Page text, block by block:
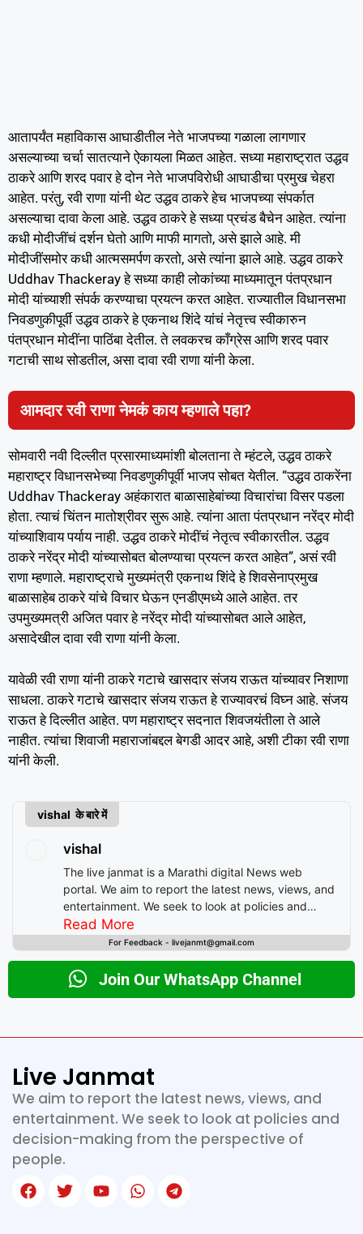
आतापर्यंत महाविकास आघाडीतील नेते भाजपच्या गळाला लागणार
असल्याच्या चर्चा सातत्याने ऐकायला मिळत आहेत. सध्या महाराष्ट्रात उद्धव
ठाकरे आणि शरद पवार हे दोन नेते भाजपविरोधी आघाडीचा प्रमुख चेहरा
आहेत. परंतु, रवी राणा यांनी थेट उद्धव ठाकरे हेच भाजपच्या संपर्कात
असल्याचा दावा केला आहे. उद्धव ठाकरे हे सध्या प्रचंड बैचेन आहेत. त्यांना
कधी मोदीजींचं दर्शन घेतो आणि माफी मागतो, असे झाले आहे. मी
मोदीजींसमोर कधी आत्मसमर्पण करतो, असे त्यांना झाले आहे. उद्धव ठाकरे
Uddhav Thackeray हे सध्या काही लोकांच्या माध्यमातून पंतप्रधान
मोदी यांच्याशी संपर्क करण्याचा प्रयत्न करत आहेत. राज्यातील विधानसभा
निवडणुकीपूर्वी उद्धव ठाकरे हे एकनाथ शिंदे यांचं नेतृत्त्व स्वीकारुन
पंतप्रधान मोदींना पाठिंबा देतील. ते लवकरच काँग्रेस आणि शरद पवार
गटाची साथ सोडतील, असा दावा रवी राणा यांनी केला.
आमदार रवी राणा नेमकं काय म्हणाले पहा?
सोमवारी नवी दिल्लीत प्रसारमाध्यमांशी बोलताना ते म्हंटले, उद्धव ठाकरे
महाराष्ट्र विधानसभेच्या निवडणुकीपूर्वी भाजप सोबत येतील. “उद्धव ठाकरेंना
Uddhav Thackeray अहंकारात बाळासाहेबांच्या विचारांचा विसर पडला
होता. त्याचं चिंतन मातोश्रीवर सुरू आहे. त्यांना आता पंतप्रधान नरेंद्र मोदी
यांच्याशिवाय पर्याय नाही. उद्धव ठाकरे मोदींचं नेतृत्व स्वीकारतील. उद्धव
ठाकरे नरेंद्र मोदी यांच्यासोबत बोलण्याचा प्रयत्न करत आहेत”, असं रवी
राणा म्हणाले. महाराष्ट्राचे मुख्यमंत्री एकनाथ शिंदे हे शिवसेनाप्रमुख
बाळासाहेब ठाकरे यांचे विचार घेऊन एनडीएमध्ये आले आहेत. तर
उपमुख्यमत्री अजित पवार हे नरेंद्र मोदी यांच्यासोबत आले आहेत,
असादेखील दावा रवी राणा यांनी केला.
यावेळी रवी राणा यांनी ठाकरे गटाचे खासदार संजय राऊत यांच्यावर निशाणा
साधला. ठाकरे गटाचे खासदार संजय राऊत हे राज्यावरचं विघ्न आहे. संजय
राऊत हे दिल्लीत आहेत. पण महाराष्ट्र सदनात शिवजयंतीला ते आले
नाहीत. त्यांचा शिवाजी महाराजांबद्दल बेगडी आदर आहे, अशी टीका रवी राणा
यांनी केली.
vishal के बारे में
vishal
The live janmat is a Marathi digital News web
portal. We aim to report the latest news, views, and
entertainment. We seek to look at policies and
decision-making from the perspective of people.
Read More
For Feedback - livejanmt@gmail.com
Join Our WhatsApp Channel
Live Janmat
We aim to report the latest news, views, and
entertainment. We seek to look at policies and
decision-making from the perspective of
people.